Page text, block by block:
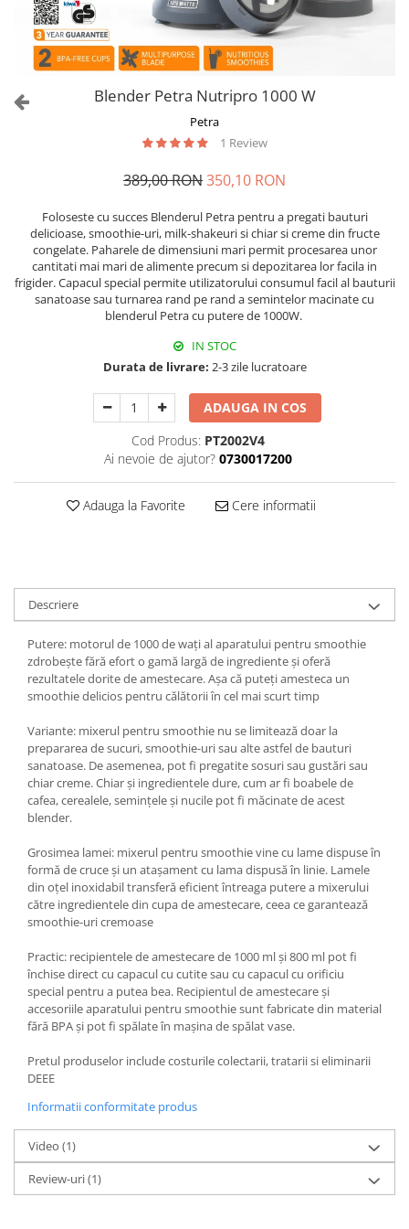
Blender Petra Nutripro 1000 W
Petra
1 Review
389,00 RON350,10 RON
Foloseste cu succes Blenderul Petra pentru a pregati bauturi
delicioase, smoothie-uri, milk-shakeuri si chiar si creme din fructe
congelate. Paharele de dimensiuni mari permit procesarea unor
cantitati mai mari de alimente precum si depozitarea lor facila in
frigider. Capacul special permite utilizatorului consumul facil al bauturii
sanatoase sau turnarea rand pe rand a semintelor macinate cu
blenderul Petra cu putere de 1000W.
IN STOC
Durata de livrare: 2-3 zile lucratoare
ADAUGA IN COS
Cod Produs: PT2002V4
Ai nevoie de ajutor? 0730017200
Adauga la Favorite Cere informatii
Descriere
Putere: motorul de 1000 de wați al aparatului pentru smoothie
zdrobește fără efort o gamă largă de ingrediente și oferă
rezultatele dorite de amestecare. Așa că puteți amesteca un
smoothie delicios pentru călătorii în cel mai scurt timp
Variante: mixerul pentru smoothie nu se limitează doar la
prepararea de sucuri, smoothie-uri sau alte astfel de bauturi
sanatoase. De asemenea, pot fi pregatite sosuri sau gustări sau
chiar creme. Chiar și ingredientele dure, cum ar fi boabele de
cafea, cerealele, semințele și nucile pot fi măcinate de acest
blender.
Grosimea lamei: mixerul pentru smoothie vine cu lame dispuse în
formă de cruce și un atașament cu lama dispusă în linie. Lamele
din oțel inoxidabil transferă eficient întreaga putere a mixerului
către ingredientele din cupa de amestecare, ceea ce garantează
smoothie-uri cremoase
Practic: recipientele de amestecare de 1000 ml și 800 ml pot fi
închise direct cu capacul cu cutite sau cu capacul cu orificiu
special pentru a putea bea. Recipientul de amestecare și
accesoriile aparatului pentru smoothie sunt fabricate din material
fără BPA și pot fi spălate în mașina de spălat vase.
Pretul produselor include costurile colectarii, tratarii si eliminarii
DEEE
Informatii conformitate produs
Video (1)
Review-uri(1)